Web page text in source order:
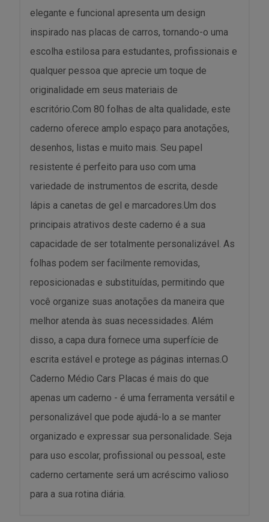
elegante e funcional apresenta um design
inspirado nas placas de carros, tornando-o uma
escolha estilosa para estudantes, profissionais e
qualquer pessoa que aprecie um toque de
originalidade em seus materiais de
escritório.Com 80 folhas de alta qualidade, este
caderno oferece amplo espaço para anotações,
desenhos, listas e muito mais. Seu papel
resistente é perfeito para uso com uma
variedade de instrumentos de escrita, desde
lápis a canetas de gel e marcadores.Um dos
principais atrativos deste caderno é a sua
capacidade de ser totalmente personalizável. As
folhas podem ser facilmente removidas,
reposicionadas e substituídas, permitindo que
você organize suas anotações da maneira que
melhor atenda às suas necessidades. Além
disso, a capa dura fornece uma superfície de
escrita estável e protege as páginas internas.O
Caderno Médio Cars Placas é mais do que
apenas um caderno - é uma ferramenta versátil e
personalizável que pode ajudá-lo a se manter
organizado e expressar sua personalidade. Seja
para uso escolar, profissional ou pessoal, este
caderno certamente será um acréscimo valioso
para a sua rotina diária.